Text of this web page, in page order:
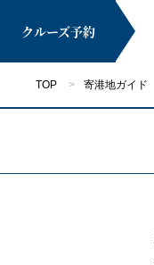
クルーズ予約
TOP 寄港地ガイド